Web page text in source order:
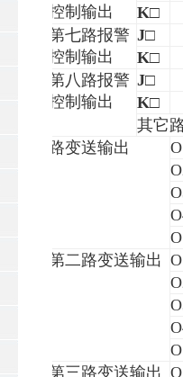
控制输出
K□
第七路报警
控制输出
J□
K□
第八路报警
控制输出
J□
K□
其它
路变送输出
第二路变送输出
第三路变送输出